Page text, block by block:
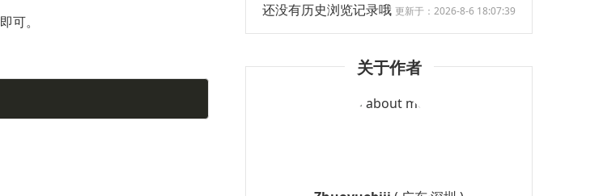
可。
还没有历史浏览记录哦 更新于：2026-8-6 18:07:39
关于作者